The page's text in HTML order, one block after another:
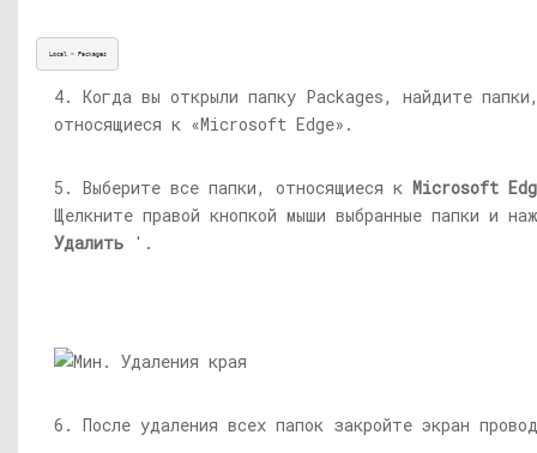
Local > Packages
4. Когда вы открыли папку Packages, найдите
относящиеся к «Microsoft Edge».
5. Выберите все папки, относящиеся к Microsoft
Щелкните правой кнопкой мыши выбранные папки и
Удалить '.
6. После удаления всех папок закройте экран